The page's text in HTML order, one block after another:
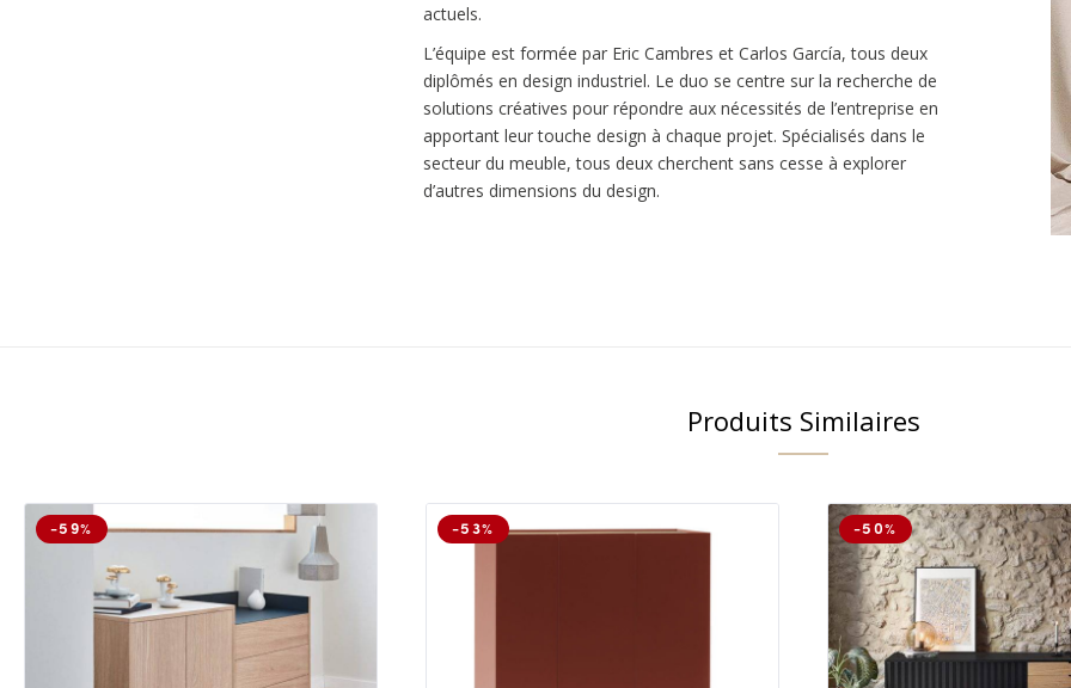
actuels.
L’équipe est formée par Eric Cambres et Carlos García, tous deux
diplômés en design industriel. Le duo se centre sur la recherche de
solutions créatives pour répondre aux nécessités de l’entreprise en
apportant leur touche design à chaque projet. Spécialisés dans le
secteur du meuble, tous deux cherchent sans cesse à explorer
d’autres dimensions du design.
Produits Similaires
-59% -53% -50%